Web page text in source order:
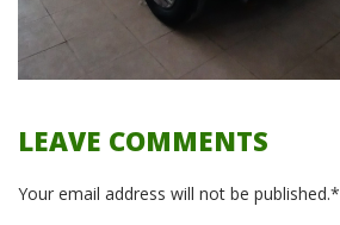
LEAVE COMMENTS
Your email address will not be published.*